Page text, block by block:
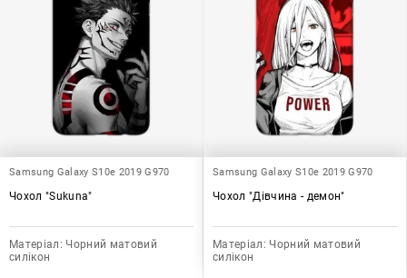
Samsung Galaxy S10e 2019 G970
Чохол "Sukuna"
Матеріал: Чорний матовий
силікон
Samsung Galaxy S10e 2019 G970
Чохол "Дівчина - демон"
Матеріал: Чорний матовий
силікон